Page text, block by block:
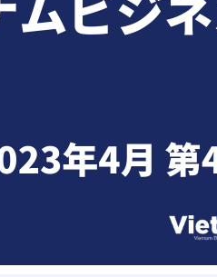
外資規制
財務・会計